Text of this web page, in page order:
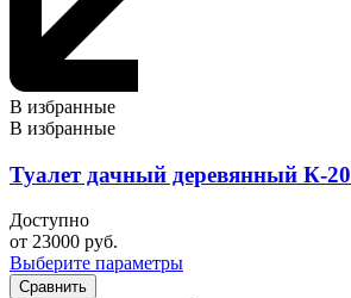
В избранные
В избранные
Туалет дачный деревянный К-20
Доступно
от 23000 руб.
Выберите параметры
Сравнить